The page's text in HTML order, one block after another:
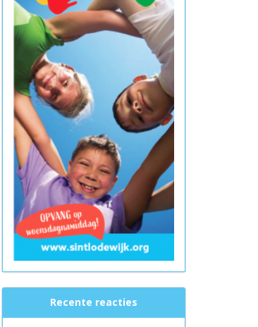
Recente reacties